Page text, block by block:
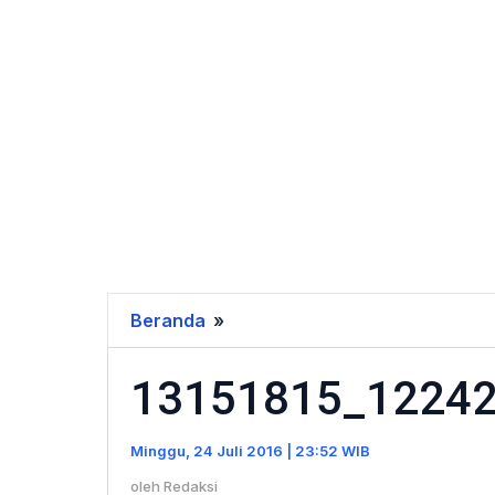
Beranda »
Minggu, 24 Juli 2016 | 23:52 WIB
oleh Redaksi